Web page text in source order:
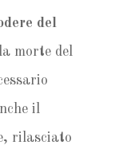
del
morte del
il
rilasciato